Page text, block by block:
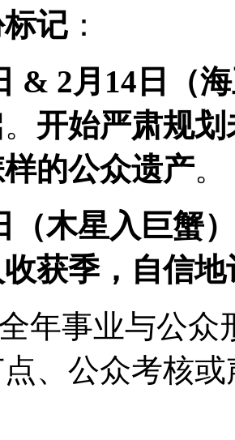
记 ：
& 2月14日（
开始严肃规
的公众遗产。
（木星入巨蟹）
获季，自信
全年事业与公
、公众考核